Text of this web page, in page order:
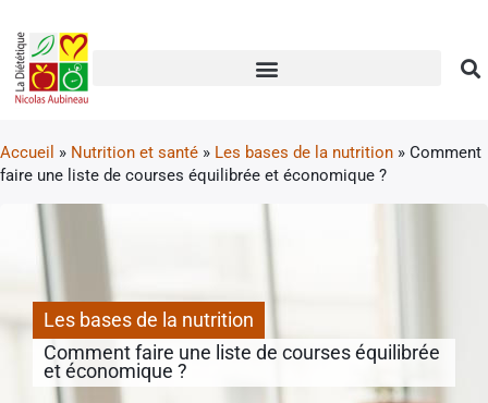
Accueil » Nutrition et santé » Les bases de la nutrition » Comment
faire une liste de courses équilibrée et économique ?
Les bases de la nutrition
Comment faire une liste de courses équilibrée
et économique ?